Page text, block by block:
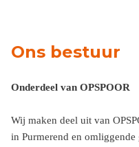
Ons bestuur
Onderdeel van OPSPOOR
Wij maken deel uit van
in Purmerend en omliggende